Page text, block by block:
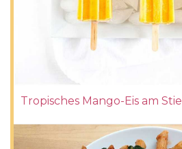
Tropisches Mango-Eis am Stiel